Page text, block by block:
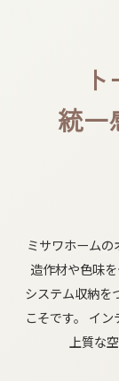
統一
ミサワホームの​
造作材や​色味を​
システム収納を​
こそです。
イン
上質な​